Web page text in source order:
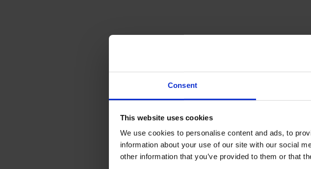
Consent
This website uses cookies
We use cookies to personalise content and ads, to
information about your use of our site with our social
other information that you’ve provided to them or that